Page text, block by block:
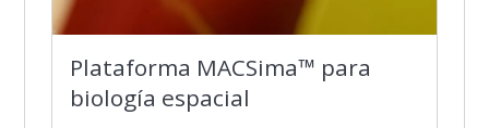
Plataforma MACSima™ para
biología espacial